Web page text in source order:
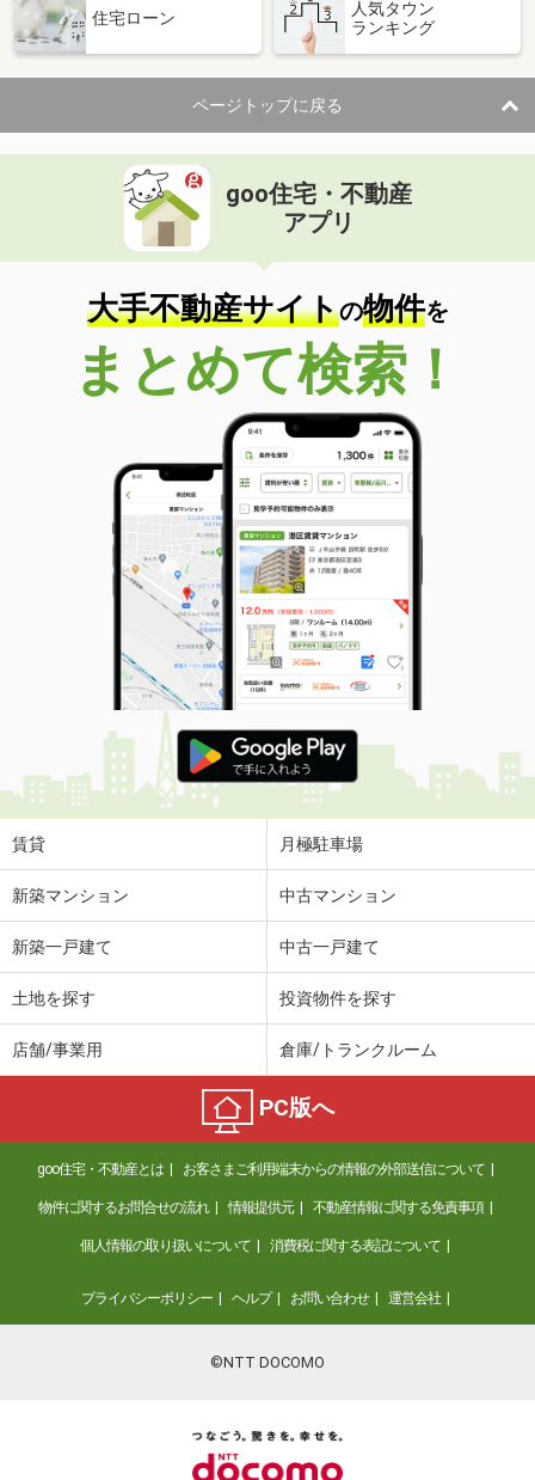
住宅ローン
人気タウン
ランキング
ページトップに戻る
goo住宅・不動産
アプリ
大手不動産サイトの物件を
まとめて検索！
賃貸 月極駐車場
新築マンション 中古マンション
新築一戸建て 中古一戸建て
土地を探す 投資物件を探す
店舗/事業用 倉庫/トランクルーム
PC版へ
goo住宅・不動産とは お客さまご利用端末からの情報の外部送信について
物件に関するお問合せの流れ 情報提供元 不動産情報に関する免責事項
個人情報の取り扱いについて 消費税に関する表記について
プライバシーポリシー ヘルプ お問い合わせ 運営会社
©NTT DOCOMO